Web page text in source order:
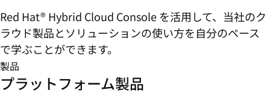
ラウド製品とソリューションの使い方を自分のペース
で学ぶことができます。
製品
プラットフォーム製品